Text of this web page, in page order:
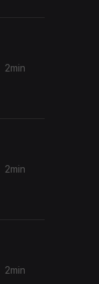
2min
2min
2min